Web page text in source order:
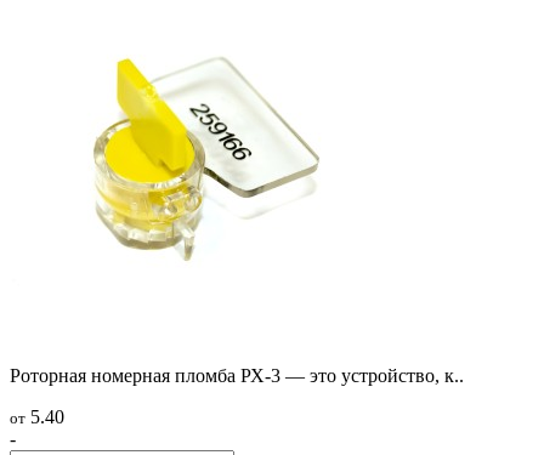
Роторная номерная пломба РХ-3 — это устройство, к..
от 5.40
-